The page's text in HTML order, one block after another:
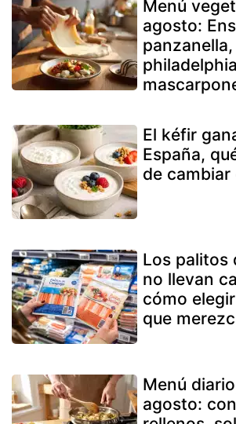
Menú
agosto:
El kéfir
España,
de cambiar
Los palitos
no llevan
cómo
que
Menú
agosto: